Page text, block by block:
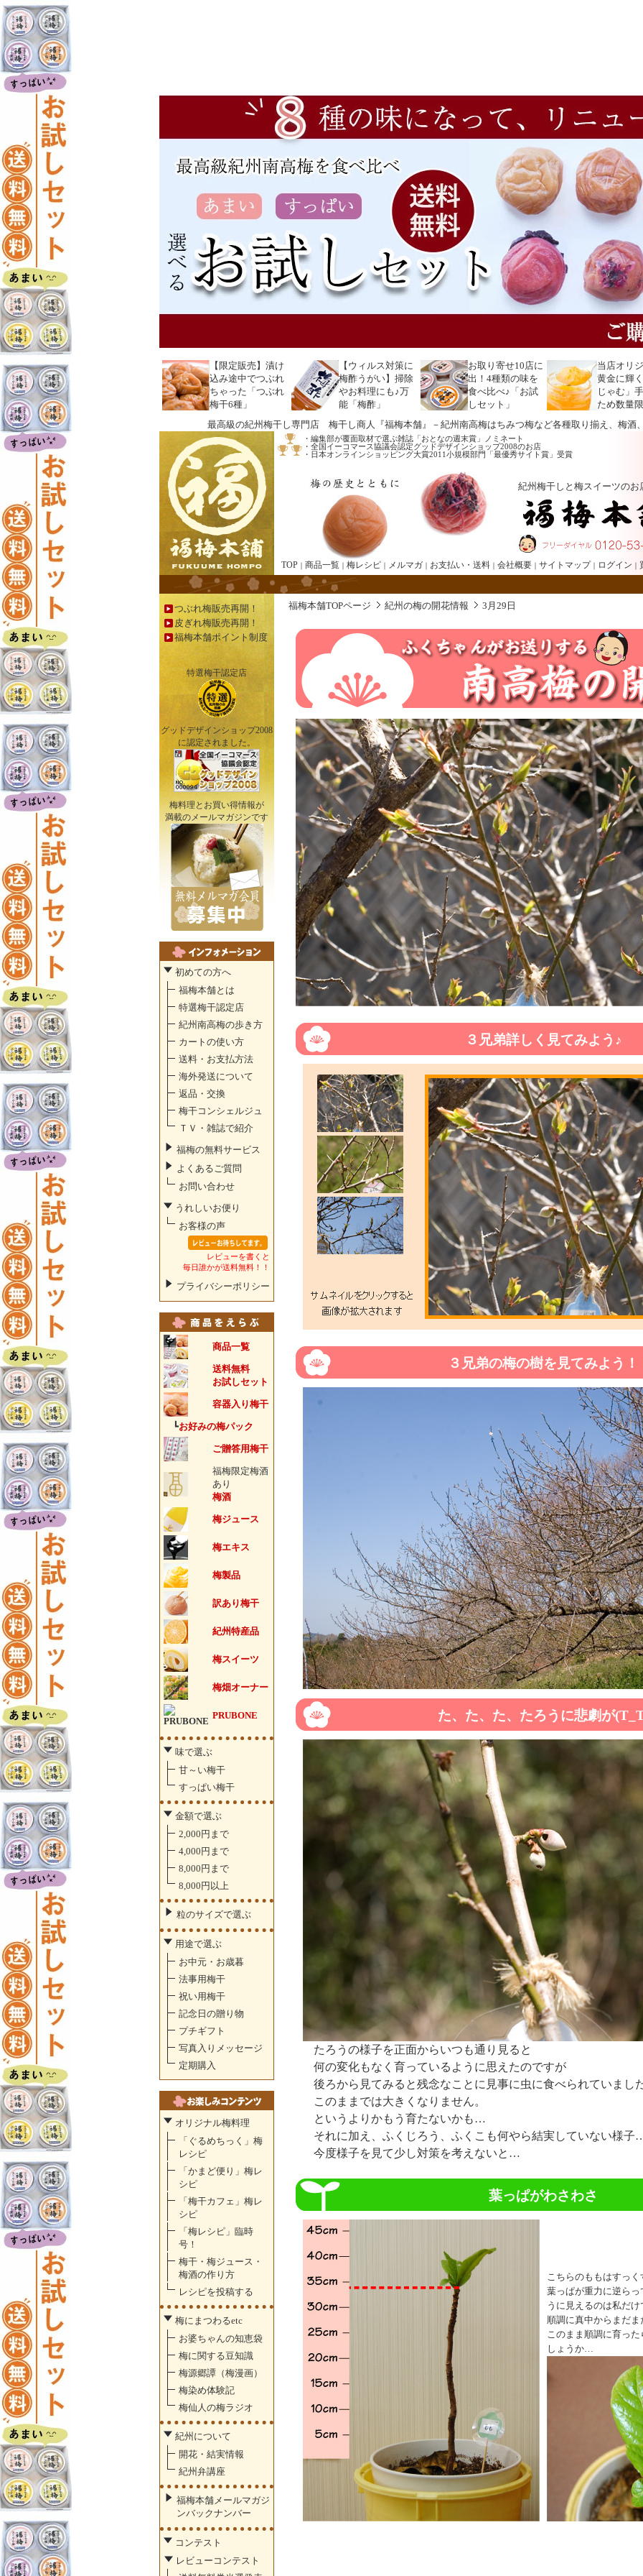
【 限定販売】漬け
込み途中でつぶれ
ちゃった「つぶれ
梅干6種」
【ウィルス対策に
梅酢うがい】掃除
やお料理にも♪万
能「梅酢」
お取り寄せ10店に
出！4種類の味を
食べ比べ♪「お試
しセット」
当店オリ
黄金に輝
じゃむ」
ため数量
最高級の紀州梅干し専門店 梅干し商人『福梅本舗』－紀州南高梅はちみつ梅など各種取り揃え、梅酒
・編集部が覆面取材で選ぶ雑誌「おとなの週末賞」ノミネート
・全国イーコマース協議会認定グッドデザインショップ2008のお店
・日本オンラインショッピング大賞2011小規模部門「最優秀サイト賞」受賞
紀州梅干しと梅スイーツのお
TOP ｜ 商品一覧 ｜ 梅レシピ ｜ メルマガ ｜ お支払い・送料 ｜ 会社概要 ｜ サイトマップ ｜ ログイン ｜
つぶれ梅販売再開！
皮ぎれ梅販売再開！
福梅本舗ポイント制度
特選梅干認定店
グッドデザインショップ2008
に認定されました。
梅料理とお買い得情報が
満載のメールマガジンです
初めての方へ
福梅本舗とは
特選梅干認定店
紀州南高梅の歩き方
カートの使い方
送料・お支払方法
海外発送について
返品・交換
梅干コンシェルジュ
ＴＶ・雑誌で紹介
福梅の無料サービス
よくあるご質問
お問い合わせ
うれしいお便り
お客様の声
レビューを書くと
毎日誰かが送料無料！！
プライバシーポリシー
商品一覧
送料無料
お試しセット
容器入り梅干
┗お好みの梅パック
ご贈答用梅干
福梅限定梅酒
あり
梅酒
梅ジュース
梅エキス
梅製品
訳あり梅干
紀州特産品
梅スイーツ
梅畑オーナー
PRUBONE
味で選ぶ
甘～い梅干
すっぱい梅干
金額で選ぶ
2,000円まで
4,000円まで
8,000円まで
8,000円以上
粒のサイズで選ぶ
用途で選ぶ
お中元・お歳暮
法事用梅干
祝い用梅干
記念日の贈り物
プチギフト
写真入りメッセージ
定期購入
オリジナル梅料理
「ぐるめちっく」梅
レシピ
「かまど便り」梅レ
シピ
「梅干カフェ」梅レ
シピ
「梅レシピ」臨時
号！
梅干・梅ジュース・
梅酒の作り方
レシピを投稿する
梅にまつわるetc
お婆ちゃんの知恵袋
梅に関する豆知識
梅源郷譚（梅漫画）
梅染め体験記
梅仙人の梅ラジオ
紀州について
開花・結実情報
紀州弁講座
福梅本舗メールマガジ
ンバックナンバー
コンテスト
レビューコンテスト
福梅本舗TOPページ 紀州の梅の開花情報 3月29日
３兄弟詳しく見てみよう♪
３兄弟の梅の樹を見てみよう！
た、た、た、たろうに悲劇が
たろうの様子を正面からいつも通り見ると
何の変化もなく育っているように思えたのですが
後ろから見てみると残念なことに見事に虫に食べられていまし
このままでは大きくなりません。
というよりかもう育たないかも…
それに加え、ふくじろう、ふくこも何やら結実していない様子
今度様子を見て少し対策を考えないと…
葉っぱがわさわさ
こちらのももはすっ
葉っぱが重力に逆ら
うに見えるのは私だ
順調に真中からまだ
このまま順調に育っ
しょうか…